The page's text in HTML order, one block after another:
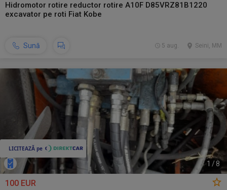
Hidromotor rotire reductor rotire A10F D85VRZ81B1220
excavator pe roti Fiat Kobe
Sună Seini, MM
5 aug.
1 / 8
100 EUR